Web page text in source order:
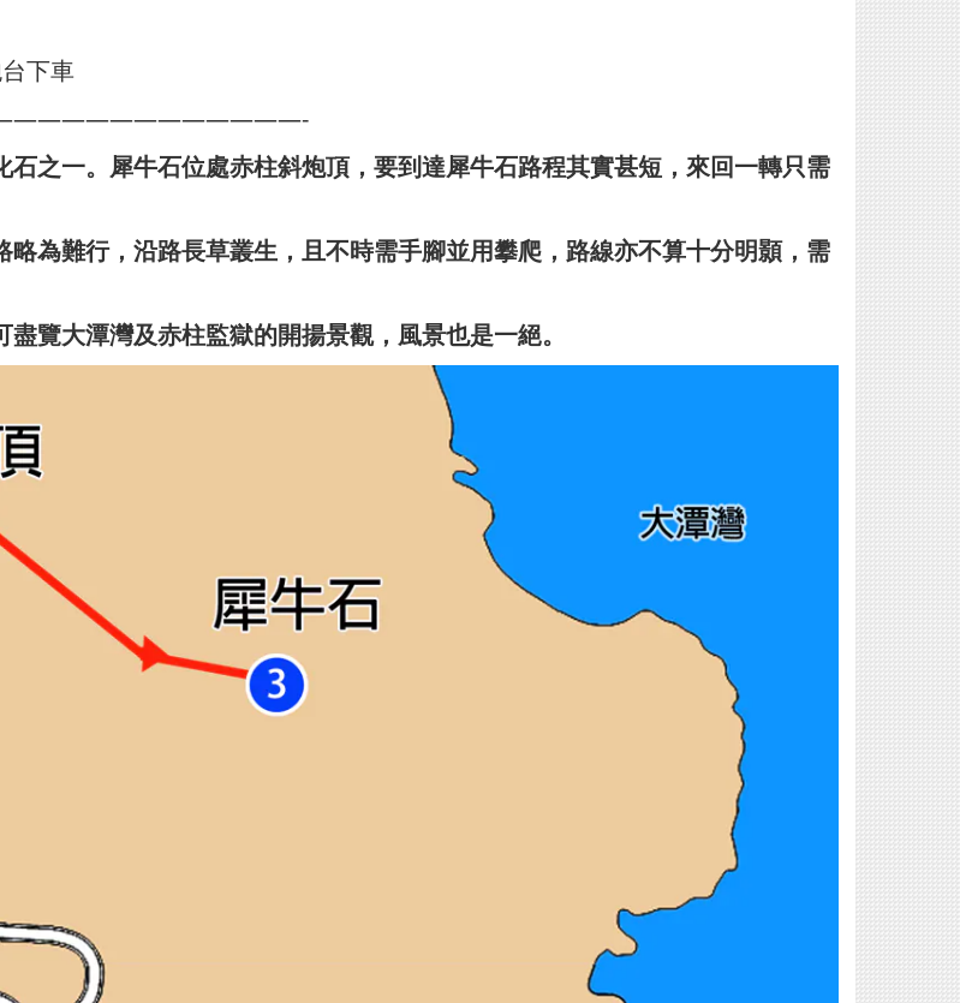
下車
之一。犀牛石位處赤柱斜炮頂，要到達犀牛石路程其實甚短，來回一轉只需
為難行，沿路長草叢生，且不時需手腳並用攀爬，路線亦不算十分明顥，需
覽大潭灣及赤柱監獄的開揚景觀，風景也是一絕。